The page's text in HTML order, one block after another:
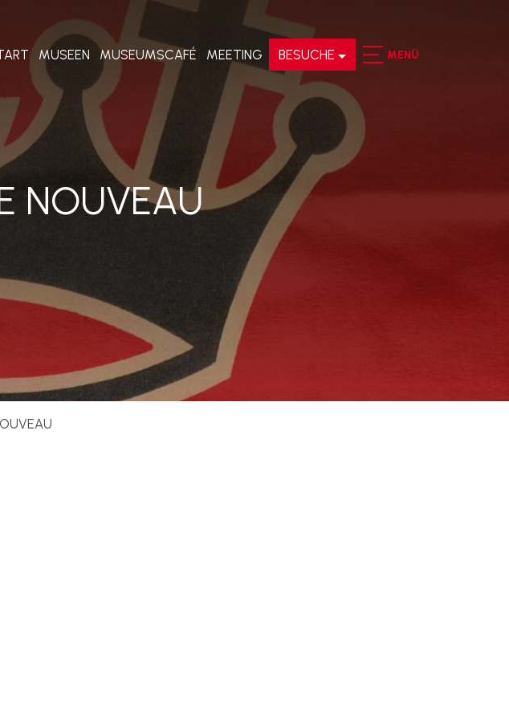
MUSEEN MUSEUMSCAFÉ MEETING BESUCHE MENÜ
NOUVEAU